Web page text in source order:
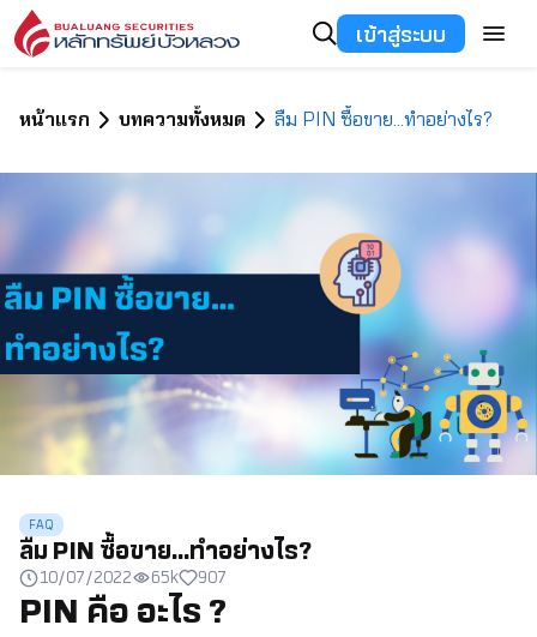
เข้าสู่ระบบ
หน้าแรก บทความทั้งหมด ลืม PIN ซื้อขาย…ทำอย่างไร?
FAQ
ลืม PIN ซื้อขาย…ทำอย่างไร?
10/07/2022 65k 907
PIN คือ อะไร ?